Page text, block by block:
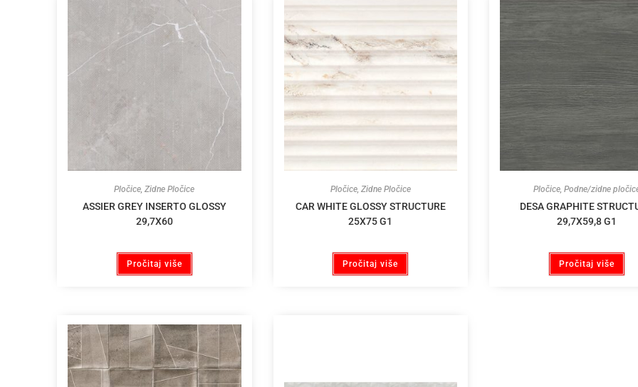
Pločice,Zidne Pločice
ASSIER GREY INSERTO GLOSSY
29,7X60
Pročitaj više
Pločice, Zidne Pločice
CAR WHITE GLOSSY STRUCTURE
25X75 G1
Pročitaj više
Pločice, Podne/zidne
DESA GRAPHITE
29,7X59,8 G1
Pročitaj više